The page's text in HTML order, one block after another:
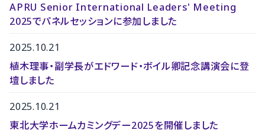
APRU Senior International Leaders' Meeting
2025でパネルセッションに参加しました
2025.10.21
植木理事・副学長がエドワード・ボイル卿記念講演会に登
壇しました
2025.10.21
東北大学ホームカミングデー2025を開催しました